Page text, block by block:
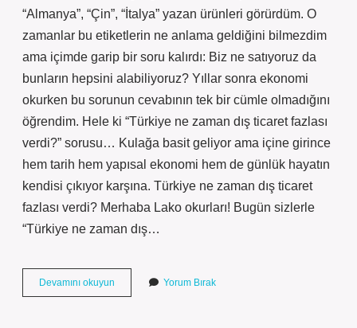
“Almanya”, “Çin”, “İtalya” yazan ürünleri görürdüm. O
zamanlar bu etiketlerin ne anlama geldiğini bilmezdim
ama içimde garip bir soru kalırdı: Biz ne satıyoruz da
bunların hepsini alabiliyoruz? Yıllar sonra ekonomi
okurken bu sorunun cevabının tek bir cümle olmadığını
öğrendim. Hele ki “Türkiye ne zaman dış ticaret fazlası
verdi?” sorusu… Kulağa basit geliyor ama içine girince
hem tarih hem yapısal ekonomi hem de günlük hayatın
kendisi çıkıyor karşına. Türkiye ne zaman dış ticaret
fazlası verdi? Merhaba Lako okurları! Bugün sizlerle
“Türkiye ne zaman dış…
Devamını okuyun
ne
Yorum Bırak